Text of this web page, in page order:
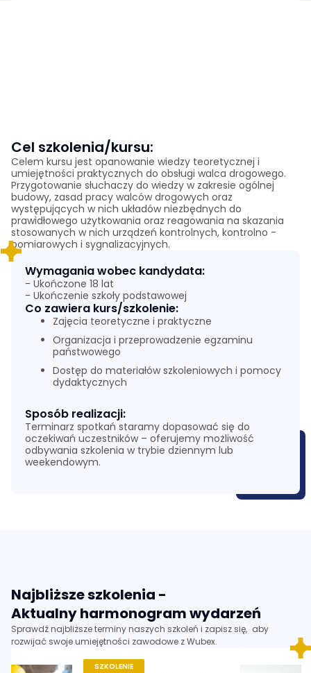
Cel szkolenia/kursu:
Celem kursu jest opanowanie wiedzy teoretycznej i
umiejętności praktycznych do obsługi walca drogowego.
Przygotowanie słuchaczy do wiedzy w zakresie ogólnej
budowy, zasad pracy walców drogowych oraz
występujących w nich układów niezbędnych do
prawidłowego użytkowania oraz reagowania na skazania
stosowanych w nich urządzeń kontrolnych, kontrolno -
pomiarowych i sygnalizacyjnych.
Wymagania wobec kandydata:
- Ukończone 18 lat
- Ukończenie szkoły podstawowej
Co zawiera kurs/szkolenie:
Zajęcia teoretyczne i praktyczne
Organizacja i przeprowadzenie egzaminu
państwowego
Dostęp do materiałów szkoleniowych i pomocy
dydaktycznych
Sposób realizacji:
Terminarz spotkań staramy dopasować się do
oczekiwań uczestników – oferujemy możliwość
odbywania szkolenia w trybie dziennym lub
weekendowym.
Najbliższe szkolenia -
Aktualny harmonogram wydarzeń
Sprawdź najbliższe terminy naszych szkoleń i zapisz się, aby
rozwijać swoje umiejętności zawodowe z Wubex.
SZKOLENIE